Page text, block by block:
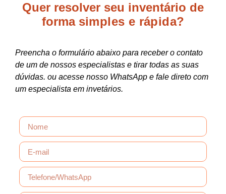
Quer resolver seu inventário de
forma simples e rápida?
Preencha o formulário abaixo para receber o contato
de um de nossos especialistas e tirar todas as suas
dúvidas. ou acesse nosso WhatsApp e fale direto com
um especialista em invetários.